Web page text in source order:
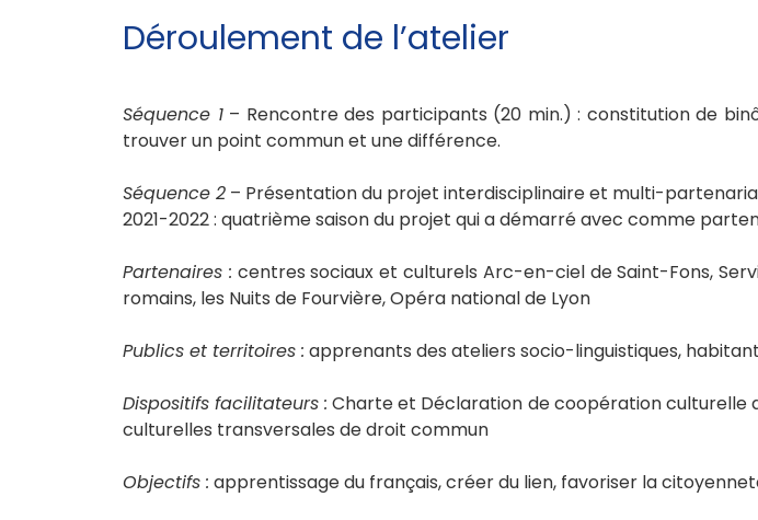
Déroulement de l’atelier
Séquence 1– Rencontre des participants (20 min.) : constitution de
trouver un point commun et une différence.
Séquence 2 – Présentation du projet interdisciplinaire et multi-partenarial
2021-2022 : quatrième saison du projet qui a démarré avec comme
Partenaires : centres sociaux et culturels Arc-en-ciel de Saint-Fons,
romains, les Nuits de Fourvière, Opéra national de Lyon
Publics et territoires : apprenants des ateliers socio-linguistiques,
Dispositifs facilitateurs : Charte et Déclaration de coopération culturelle
culturelles transversales de droit commun
Objectifs : apprentissage du français, créer du lien, favoriser la